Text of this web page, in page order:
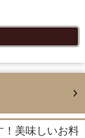
！美味しいお料